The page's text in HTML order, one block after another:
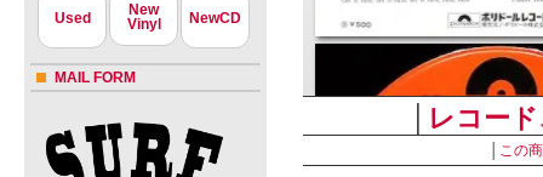
Used
New
Vinyl
NewCD
MAIL FORM
レコー
この